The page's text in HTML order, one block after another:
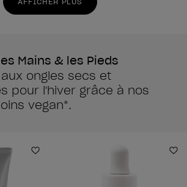
avis
Mains & les Pieds
ongles secs et
pour l'hiver grâce à nos
vegan*.
Ajouter aux favoris